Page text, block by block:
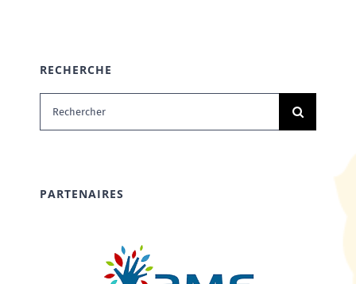
RECHERCHE
Rechercher:
PARTENAIRES